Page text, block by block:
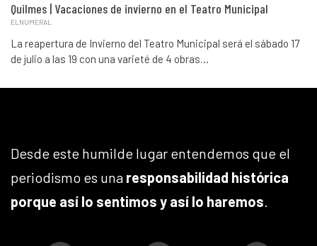
Quilmes | Vacaciones de invierno en el Teatro Municipal
ELNUMERAL
La reapertura de Invierno del Teatro Municipal será el sábado 17
de julio a las 19 con una varieté de 4 obras…
Desde este humilde lugar entendemos que el
periodismo es una responsabilidad histórica
porque así lo sentimos y así lo haremos.